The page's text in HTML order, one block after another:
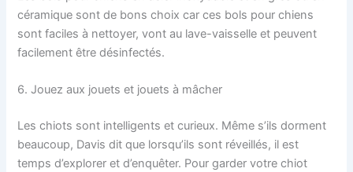
céramique sont de bons choix car ces bols pour chiens
sont faciles à nettoyer, vont au lave-vaisselle et peuvent
facilement être désinfectés.
6. Jouez aux jouets et jouets à mâcher
Les chiots sont intelligents et curieux. Même s’ils dorment
beaucoup, Davis dit que lorsqu’ils sont réveillés, il est
temps d’explorer et d’enquêter. Pour garder votre chiot